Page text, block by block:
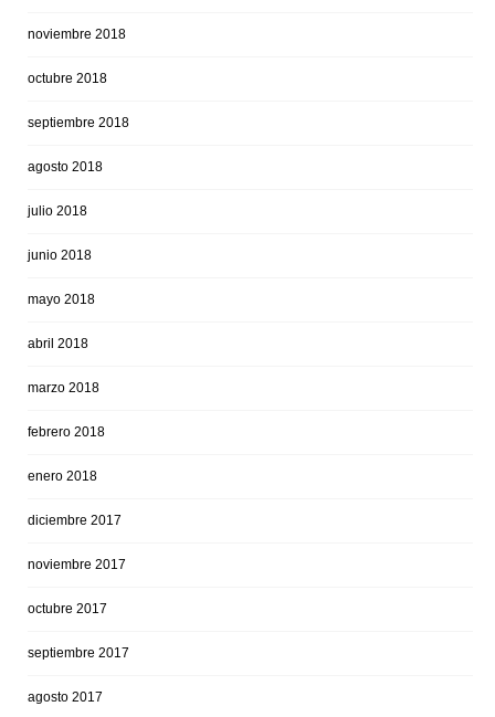
noviembre 2018
octubre 2018
septiembre 2018
agosto 2018
julio 2018
junio 2018
mayo 2018
abril 2018
marzo 2018
febrero 2018
enero 2018
diciembre 2017
noviembre 2017
octubre 2017
septiembre 2017
agosto 2017